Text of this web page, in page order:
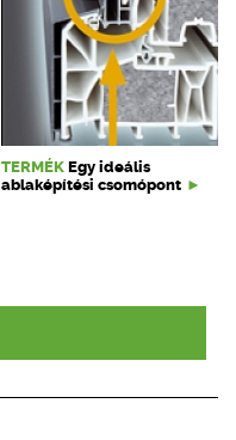
TERMÉK Egy ideális
ablaképítési csomópont